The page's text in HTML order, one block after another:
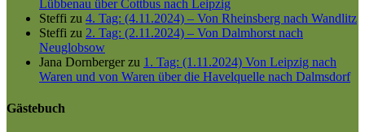
Lübbenau über Cottbus nach Leipzig
Steffi zu 4. Tag: (4.11.2024) – Von Rheinsberg nach Wandlitz
Steffi zu 2. Tag: (2.11.2024) – Von Dalmhorst nach
Neuglobsow
Jana Dornbergerzu 1. Tag: (1.11.2024) Von Leipzig nach
Waren und von Waren über die Havelquelle nach Dalmsdorf
Gästebuch